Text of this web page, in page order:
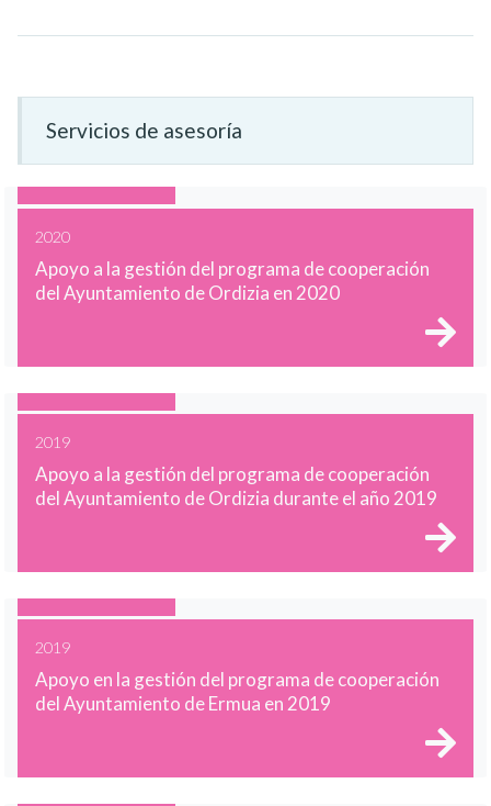
Servicios de asesoría
2020
Apoyo a la gestión del programa de cooperación
del Ayuntamiento de Ordizia en 2020
2019
Apoyo a la gestión del programa de cooperación
del Ayuntamiento de Ordizia durante el año 2019
2019
Apoyo en la gestión del programa de cooperación
del Ayuntamiento de Ermua en 2019